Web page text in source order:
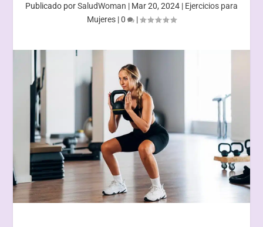
Publicado porSaludWoman | Mar 20, 2024 | Ejercicios para
Mujeres |0 |